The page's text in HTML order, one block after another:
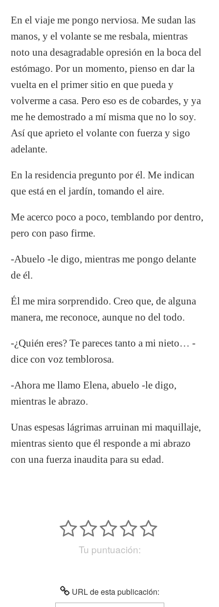
En el viaje me pongo nerviosa. Me sudan las
manos, y el volante se me resbala, mientras
noto una desagradable opresión en la boca del
estómago. Por un momento, pienso en dar la
vuelta en el primer sitio en que pueda y
volverme a casa. Pero eso es de cobardes, y ya
me he demostrado a mí misma que no lo soy.
Así que aprieto el volante con fuerza y sigo
adelante.
En la residencia pregunto por él. Me indican
que está en el jardín, tomando el aire.
Me acerco poco a poco, temblando por dentro,
pero con paso firme.
-Abuelo -le digo, mientras me pongo delante
de él.
Él me mira sorprendido. Creo que, de alguna
manera, me reconoce, aunque no del todo.
-¿Quién eres? Te pareces tanto a mi nieto… -
dice con voz temblorosa.
-Ahora me llamo Elena, abuelo -le digo,
mientras le abrazo.
Unas espesas lágrimas arruinan mi maquillaje,
mientras siento que él responde a mi abrazo
con una fuerza inaudita para su edad.
Tu puntuación:
URL de esta publicación: